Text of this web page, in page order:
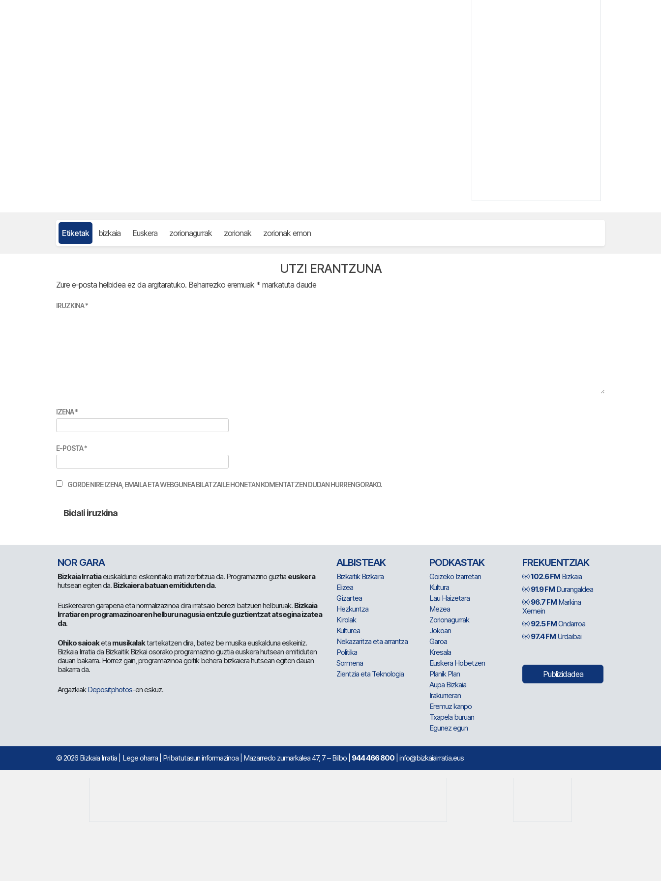
Etiketak bizkaia Euskera zorionagurrak zorionak zorionak emon
UTZI ERANTZUNA
Zure e-posta helbidea ez da argitaratuko. Beharrezko eremuak * markatuta daude
IRUZKINA*
IZENA*
E-POSTA*
GORDE NIRE IZENA, EMAILA ETA WEBGUNEA BILATZAILE HONETAN KOMENTATZEN DUDAN HURRENGORAKO.
NOR GARA
Bizkaia Irratiaeuskaldunei eskeinitako irrati zerbitzua da. Programazino guztia euskera
hutsean egiten da. Bizkaiera batuan emitiduten da.
Euskerearen garapena eta normalizazinoa dira irratsaio berezi batzuen helburuak. Bizkaia
Irratiaren programazinoaren helburu nagusia entzule guztientzat atsegina izatea
da.
Ohiko saioaketa musikalaktartekatzen dira, batez be musika euskalduna eskeiniz.
Bizkaia Irratia da Bizkaitik Bizkai osorako programazino guztia euskera hutsean emitiduten
dauan bakarra. Horrez gain, programazinoa goitik behera bizkaiera hutsean egiten dauan
bakarra da.
ArgazkiakDepositphotos-en eskuz.
ALBISTEAK
Bizkaitik Bizkaira
Elizea
Gizartea
Hezkuntza
Kirolak
Kulturea
Nekazaritza eta arrantza
Politika
Sormena
Zientzia eta Teknologia
PODKASTAK
Goizeko Izarretan
Kultura
Lau Haizetara
Mezea
Zorionagurrak
Jokoan
Garoa
Kresala
Euskera Hobetzen
Planik Plan
Aupa Bizkaia
Irakurrieran
Eremuz kanpo
Txapela buruan
Egunez egun
FREKUENTZIAK
102.6 FM Bizkaia
91.9 FM Durangaldea
96.7 FM Markina
Xemein
92.5 FMOndarroa
97.4 FM Urdaibai
Publizidadea
© 2026 Bizkaia Irratia Lege oharra Pribatutasun informazinoa | Mazarredo zumarkalea 47, 7 – Bilbo | 944 466 800 | info@bizkaiairratia.eus